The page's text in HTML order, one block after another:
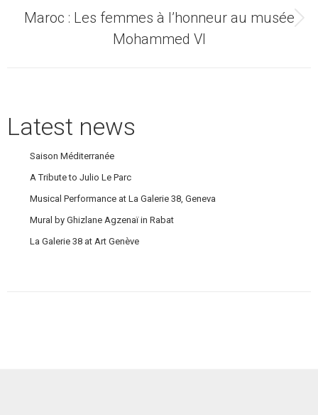
Next
post:
Maroc : Les femmes à l’honneur au musée
Mohammed VI
Latest news
Saison Méditerranée
A Tribute to Julio Le Parc
Musical Performance at La Galerie 38, Geneva
Mural by Ghizlane Agzenaï in Rabat
La Galerie 38 at Art Genève